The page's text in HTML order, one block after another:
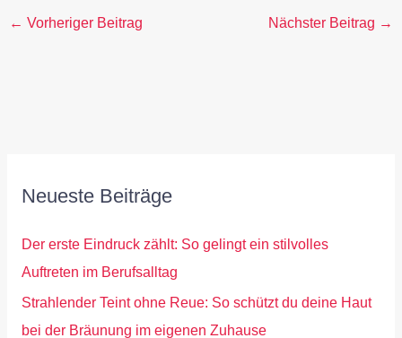
← Vorheriger Beitrag Nächster Beitrag →
Neueste Beiträge
Der erste Eindruck zählt: So gelingt ein stilvolles
Auftreten im Berufsalltag
Strahlender Teint ohne Reue: So schützt du deine Haut
bei der Bräunung im eigenen Zuhause